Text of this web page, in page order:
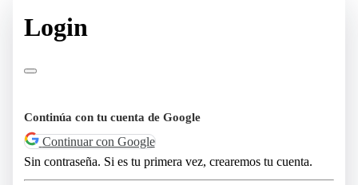
Login
Continúa con tu cuenta de Google
Continuar con Google
Sin contraseña. Si es tu primera vez, crearemos tu cuenta.